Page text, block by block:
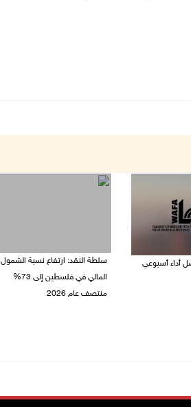
أداء أسبوعي
سلطة النقد: ارتفاع نسبة الشمول
المالي في فلسطين إلى 73%
منتصف عام 2026